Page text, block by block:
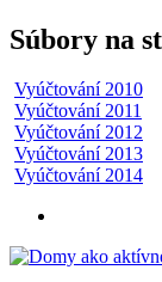
Súbory na
Vyúčtování 2010
Vyúčtování 2011
Vyúčtování 2012
Vyúčtování 2013
Vyúčtování 2014